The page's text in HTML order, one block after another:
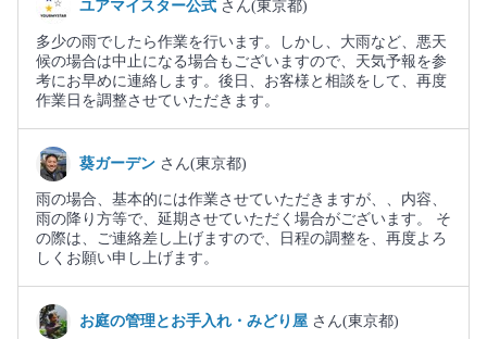
ユアマイスター公式 さん(東京都)
多少の雨でしたら作業を行います。しかし、大雨など、悪天
候の場合は中止になる場合もございますので、天気予報を参
考にお早めに連絡します。後日、お客様と相談をして、再度
作業日を調整させていただきます。
葵ガーデン さん(東京都)
雨の場合、基本的には作業させていただきますが、、内容、
雨の降り方等で、延期させていただく場合がございます。 そ
の際は、ご連絡差し上げますので、日程の調整を、再度よろ
しくお願い申し上げます。
お庭の管理とお手入れ・みどり屋 さん(東京都)